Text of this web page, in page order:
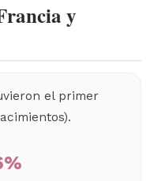
y
el primer